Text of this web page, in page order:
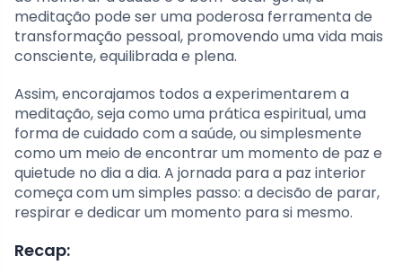
meditação pode ser uma poderosa ferramenta de
transformação pessoal, promovendo uma vida mais
consciente, equilibrada e plena.
Assim, encorajamos todos a experimentarem a
meditação, seja como uma prática espiritual, uma
forma de cuidado com a saúde, ou simplesmente
como um meio de encontrar um momento de paz e
quietude no dia a dia. A jornada para a paz interior
começa com um simples passo: a decisão de parar,
respirar e dedicar um momento para si mesmo.
Recap: